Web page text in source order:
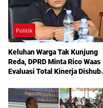
Politik
Keluhan Warga Tak Kunjung
Reda, DPRD Minta Rico Waas
Evaluasi Total Kinerja Dishub